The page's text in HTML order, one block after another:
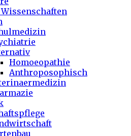
Homoeopathie
Anthroposophisch